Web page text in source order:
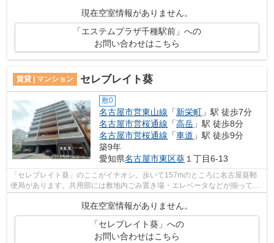
現在空室情報がありません。
「エステムプラザ千種駅前」への
お問い合わせはこちら
賃貸 | マンション セレブレイト葵
敷0
名古屋市営東山線 「新栄町 」駅 徒歩7分
名古屋市営桜通線 「高岳 」駅 徒歩8分
名古屋市営桜通線 「車道 」駅 徒歩9分
築9年
愛知県名古屋市東区葵 １丁目6-13
「セレブレイト葵」のここがイチオシ。歩いて157mのところに名古屋葵郵
便局があります。共用部には敷地内ごみ置き場・エレベータなどが揃ってお
ります。クレジットカードで初期費用が...
現在空室情報がありません。
「セレブレイト葵」への
お問い合わせはこちら